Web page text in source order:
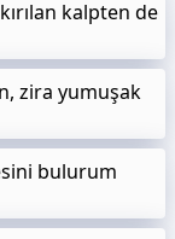
kalpten de
zira yumuşak
bulurum